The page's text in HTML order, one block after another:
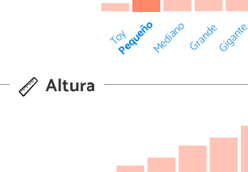
Toy
PequeñoMedianoGrandeGigante
Altura